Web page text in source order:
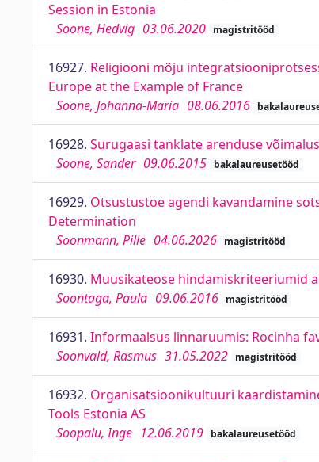
Session in Estonia
Soone, Hedvig 03.06.2020 magistritööd
16927. Religiooni mõju
Europe at the Example of France
Soone, Johanna-Maria 08.06.2016
16928. Surugaasi tanklate arenduse
Soone, Sander 09.06.2015 bakalaureusetööd
16929. Otsustustoe agendi kavandamine
Determination
Soonmann, Pille 04.06.2026 magistritööd
16930. Muusikateose hindamiskriteeriumid
Soontaga, Paula 09.06.2016 magistritööd
16931. Informaalsus linnaruumis: Rocinha
Soonvald, Rasmus 31.05.2022 magistritööd
16932. Organisatsioonikultuuri
Tools Estonia AS
Soopalu, Inge 12.06.2019 bakalaureusetööd